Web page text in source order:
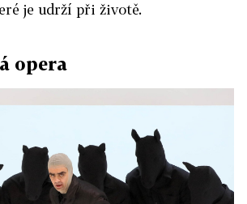
je udrží při životě.
opera